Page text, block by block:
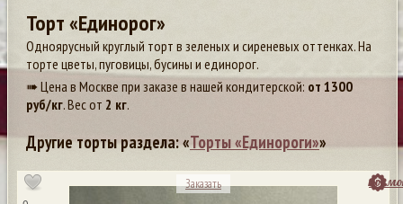
Торт «Единорог»
Одноярусный круглый торт в зеленых и сиреневых оттенках. На
торте цветы, пуговицы, бусины и единорог.
➠ Цена в Москве при заказе в нашей кондитерской: от 1300
руб/кг. Вес от 2 кг.
Другие торты раздела: «Торты «Единороги»»
Заказать